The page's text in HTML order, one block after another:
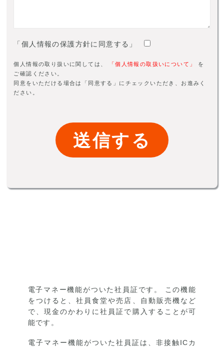
「個人情報の保護方針に同意する」
個人情報の取り扱いに関しては、 「個人情報の取扱いについて」 を
ご確認ください。
同意をいただける場合は「同意する」にチェックいただき、お進みく
ださい。
電子マネー機能がついた社員証です。 この機能
をつけると、社員食堂や売店、自動販売機など
で、現金のかわりに社員証で購入することが可
能です。
電子マネー機能がついた社員証は、非接触ICカ